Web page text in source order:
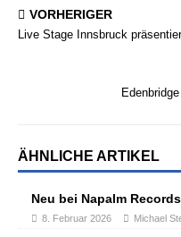
VORHERIGER
Live Stage Innsbruck
ÄHNLICHE ARTIKEL
Neu bei Napalm
8. Februar 2026 Michael